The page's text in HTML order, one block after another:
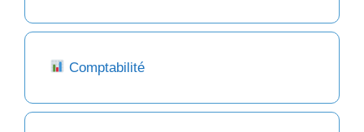
Comptabilité